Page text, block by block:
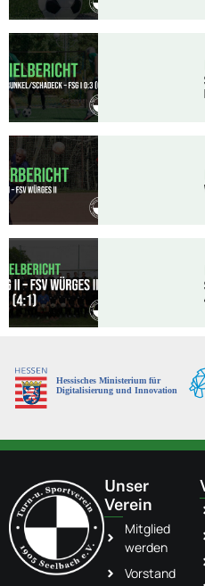
Unser
Verein
Mitglied
werden
Vorstand